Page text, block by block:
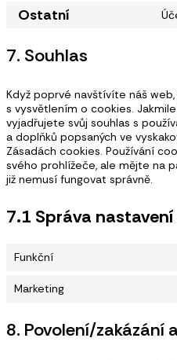
Ostatní
7. Souhlas
Když poprvé navštívíte náš
s vysvětlením o cookies.
vyjadřujete svůj souhlas s
a doplňků popsaných ve
Zásadách cookies. Používání
svého prohlížeče, ale mějte na
již nemusí fungovat správně.
7.1 Správa
Funkční
Marketing
8. Povolení/zakázání